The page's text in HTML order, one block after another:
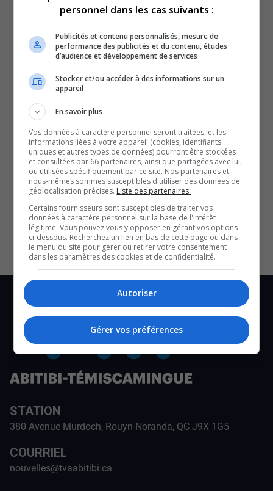
Le TVA 12 h 13 et le TVA 17 h 58 sont des rendez-vous
incontournables pour connaître tout de l’actualité
régionale. Avec un bulletin de 12 minutes sur l’heure du
pour faire un tour d’horizon complet de ce qui a marqué
QUESTION DU JOUR
Commentaires
SOUTENIR NOS MÉDIAS, C’EST PROTÉGER NOTRE
CULTURE ET NOTRE ÉCONOMIE
STATION
380 Avenue Murdoch, Rouyn-Noranda, QC J9X 1G5
COURRIEL
nouvelles@tvaabitibi.ca
personnel dans les cas suivants :
Publicités et contenu personnalisés, mesure de
performance des publicités et du contenu, études
d’audience et développement de services
Stocker et/ou accéder à des informations sur un
appareil
En savoir plus
Vos données à caractère personnel seront traitées, et les
informations liées à votre appareil (cookies, identifiants
uniques et autres types de données) pourront être stockées
et consultées par 66 partenaires, ainsi que partagées avec lui,
ou utilisées spécifiquement par ce site. Nos partenaires et
nous-mêmes sommes susceptibles d'utiliser des données de
géolocalisation précises. Liste des partenaires.
Certains fournisseurs sont susceptibles de traiter vos
données à caractère personnel sur la base de l'intérêt
légitime. Vous pouvez vous y opposer en gérant vos options
ci-dessous. Recherchez un lien en bas de cette page ou dans
le menu du site pour gérer ou retirer votre consentement
dans les paramètres des cookies et de confidentialité.
Autoriser
Gérer vos préférences